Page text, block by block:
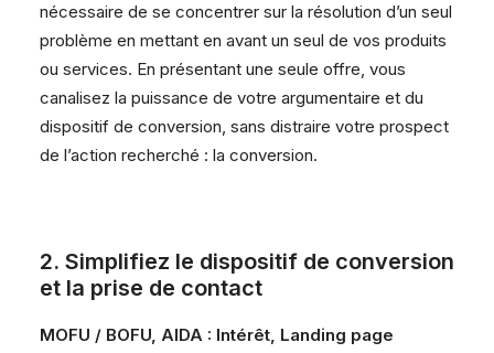
nécessaire de se concentrer sur la résolution d’un seul
problème en mettant en avant un seul de vos produits
ou services. En présentant une seule offre, vous
canalisez la puissance de votre argumentaire et du
dispositif de conversion, sans distraire votre prospect
de l’action recherché : la conversion.
2. Simplifiez le dispositif de conversion
et la prise de contact
MOFU / BOFU, AIDA : Intérêt, Landing page